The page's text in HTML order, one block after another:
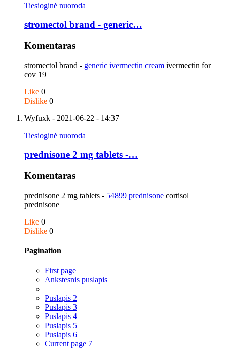
Tiesioginė nuoroda
stromectol brand - generic…
Komentaras
stromectol brand - generic ivermectin cream ivermectin for
cov 19
Like 0
Dislike 0
Wyfuxk - 2021-06-22 - 14:37
Tiesioginė nuoroda
prednisone 2 mg tablets -…
Komentaras
prednisone 2 mg tablets - 54899 prednisone cortisol
prednisone
Like 0
Dislike 0
Pagination
First page
Ankstesnis puslapis
Puslapis 2
Puslapis 3
Puslapis 4
Puslapis 5
Puslapis 6
Current page 7